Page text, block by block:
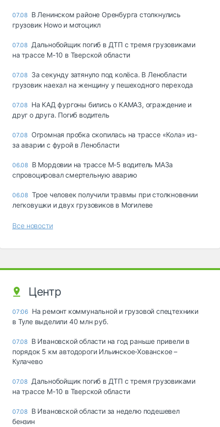
07.08 В Ленинском районе Оренбурга столкнулись
грузовик Howo и мотоцикл
07.08 Дальнобойщик погиб в ДТП с тремя грузовиками
на трассе М-10 в Тверской области
07.08 За секунду затянуло под колёса. В Ленобласти
грузовик наехал на женщину у пешеходного перехода
07.08 На КАД фургоны бились о КАМАЗ, ограждение и
друг о друга. Погиб водитель
07.08 Огромная пробка скопилась на трассе «Кола» из-
за аварии с фурой в Ленобласти
06.08 В Мордовии на трассе М-5 водитель МАЗа
спровоцировал смертельную аварию
06.08 Трое человек получили травмы при столкновении
легковушки и двух грузовиков в Могилеве
Все новости
Центр
07:06 На ремонт коммунальной и грузовой спецтехники
в Туле выделили 40 млн руб.
07.08 В Ивановской области на год раньше привели в
порядок 5 км автодороги Ильинское-Хованское –
Кулачево
07.08 Дальнобойщик погиб в ДТП с тремя грузовиками
на трассе М-10 в Тверской области
07.08 В Ивановской области за неделю подешевел
бензин